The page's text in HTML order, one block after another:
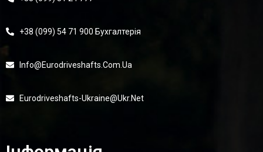
+38 (099) 54 71 900 Бухгалтерія
Info@eurodriveshafts.com.ua
Eurodriveshafts-Ukraine@ukr.net